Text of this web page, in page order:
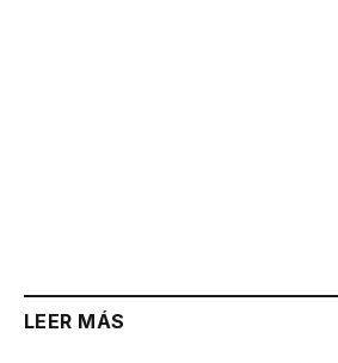
LEER MÁS